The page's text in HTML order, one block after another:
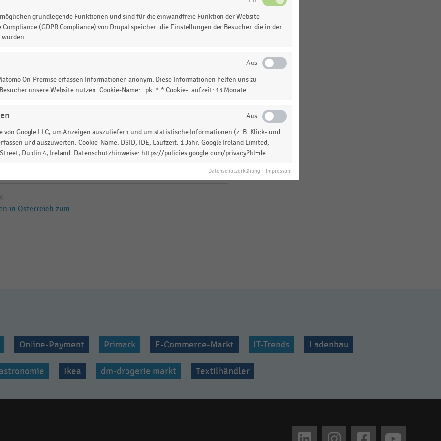
zum Muttertag im
(2016-2026)
Schweiz (2011-2025)
in Österreich zum
in Österreich zum
Online-Payment Primark E-Commerce-Markt IT-Trends Ladenbau
Ikea dm-drogerie markt Textilhändler
grundlegende Funktionen und sind für die einwandfreie Funktion der Website
(GDPR Compliance) von Drupal speichert die Einstellungen der Besucher, die in der
wurden.
On-Premise erfassen Informationen anonym. Diese Informationen helfen uns zu
unsere Website nutzen. Cookie-Name: _pk_*.* Cookie-Laufzeit: 13 Monate
von Google LLC, um Anzeigen auszuliefern und um statistische Informationen (z. B. Klick- und
und auszuwerten. Cookie-Name: DSID, IDE, Laufzeit: 1 Jahr. Google Ireland Limited,
Street, Dublin 4, Ireland. Datenschutzhinweise: https://policies.google.com/privacy?hl=de
Datenschutzerklärung Impressum